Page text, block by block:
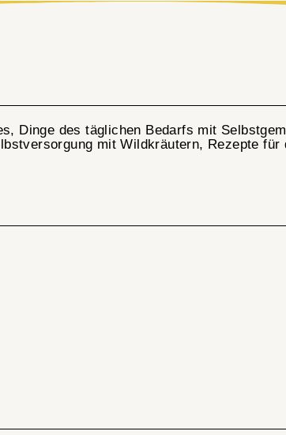
Dinge des täglichen Bedarfs mit
mit Wildkräutern, Rezepte für